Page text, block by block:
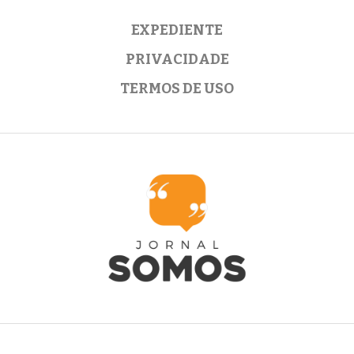
EXPEDIENTE
PRIVACIDADE
TERMOS DE USO